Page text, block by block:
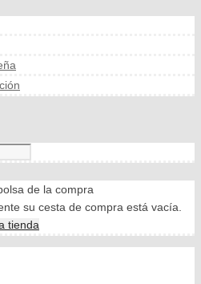
de la compra
su cesta de compra está vacía.
tienda